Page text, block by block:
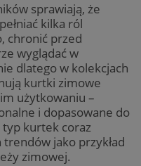
sprawiają, że
kilka ról
chronić przed
wyglądać w
dlatego w kolekcjach
kurtki zimowe
użytkowaniu –
i dopasowane do
typ kurtek coraz
trendów jako przykład
zimowej.